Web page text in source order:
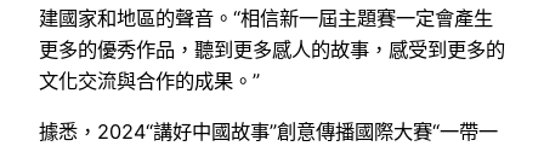
建國家和地區的聲音。“相信新一屆主題賽一定會產生
更多的優秀作品，聽到更多感人的故事，感受到更多的
文化交流與合作的成果。”
據悉，2024“講好中國故事”創意傳播國際大賽“一帶一